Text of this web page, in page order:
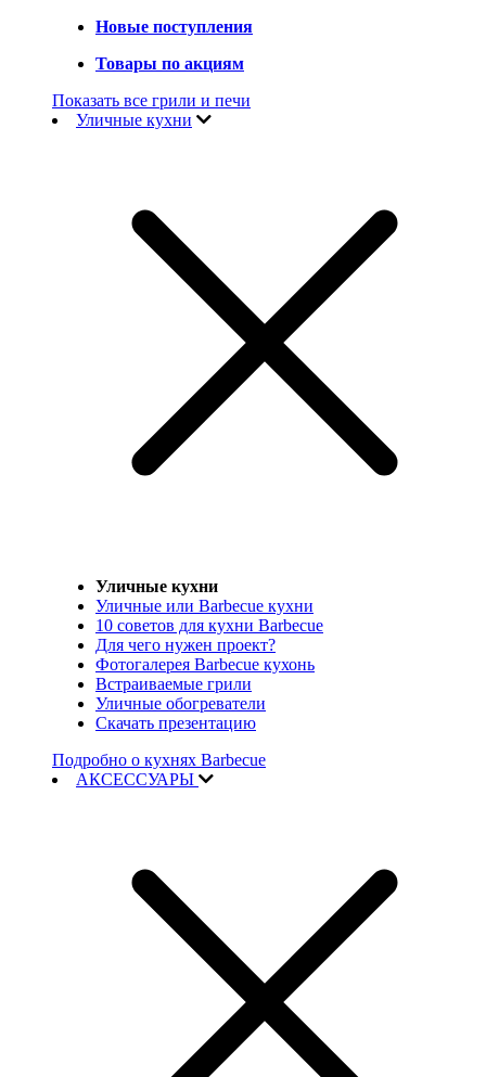
Новые поступления
Товары по акциям
Показать все грили и печи
Уличные кухни
Уличные кухни
Уличные или Barbecue кухни
10 советов для кухни Barbecue
Для чего нужен проект?
Фотогалерея Barbecue кухонь
Встраиваемые грили
Уличные обогреватели
Скачать презентацию
Подробно о кухнях Barbecue
АКСЕССУАРЫ